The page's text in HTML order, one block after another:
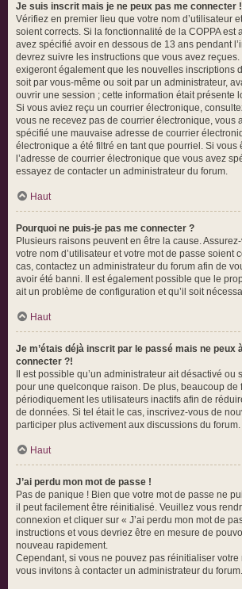
Je suis inscrit mais je ne peux pas me connecter !
Vérifiez en premier lieu que votre nom d’utilisateur
soient corrects. Si la fonctionnalité de la COPPA est
avez spécifié avoir en dessous de 13 ans pendant
devrez suivre les instructions que vous avez
exigeront également que les nouvelles inscriptions
soit par vous-même ou soit par un administrateur,
ouvrir une session ; cette information était présente
Si vous aviez reçu un courrier électronique,
vous ne recevez pas de courrier électronique, vous
spécifié une mauvaise adresse de courrier
électronique a été filtré en tant que pourriel. Si vous
l’adresse de courrier électronique que vous avez
essayez de contacter un administrateur du forum.
Haut
Pourquoi ne puis-je pas me connecter ?
Plusieurs raisons peuvent en être la cause.
votre nom d’utilisateur et votre mot de passe soient
cas, contactez un administrateur du forum afin de
avoir été banni. Il est également possible que le
ait un problème de configuration et qu’il soit
Haut
Je m’étais déjà inscrit par le passé mais ne peux
connecter ?!
Il est possible qu’un administrateur ait désactivé ou
pour une quelconque raison. De plus, beaucoup de
périodiquement les utilisateurs inactifs afin de
de données. Si tel était le cas, inscrivez-vous de
participer plus activement aux discussions du forum.
Haut
J’ai perdu mon mot de passe !
Pas de panique ! Bien que votre mot de passe ne
il peut facilement être réinitialisé. Veuillez vous
connexion et cliquer sur « J’ai perdu mon mot de
instructions et vous devriez être en mesure de
nouveau rapidement.
Cependant, si vous ne pouvez pas réinitialiser votre
vous invitons à contacter un administrateur du forum.